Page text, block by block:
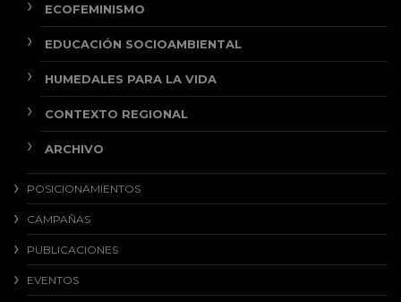
ECOFEMINISMO
EDUCACIÓN SOCIOAMBIENTAL
HUMEDALES PARA LA VIDA
CONTEXTO REGIONAL
ARCHIVO
POSICIONAMIENTOS
CAMPAÑAS
PUBLICACIONES
EVENTOS